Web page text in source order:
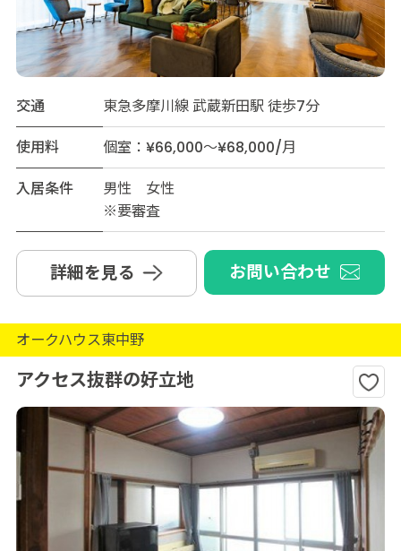
交通
東急多摩川線 武蔵新田駅 徒歩7分
使用料
個室：¥66,000～¥68,000/月
入居条件
男性 女性
※要審査
詳細を見る お問い合わせ
オークハウス東中野
アクセス抜群の好立地